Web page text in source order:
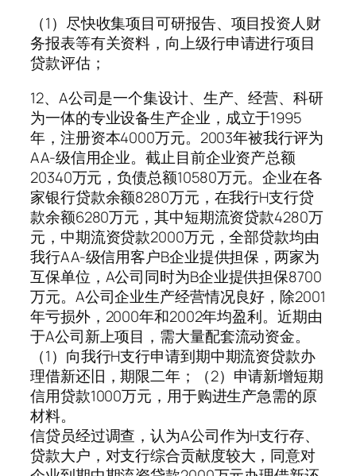
（1）尽快收集项目可研报告、项目投资人财
务报表等有关资料，向上级行申请进行项目
贷款评估；
12、A公司是一个集设计、生产、经营、科研
为一体的专业设备生产企业，成立于1995
年，注册资本4000万元。2003年被我行评为
AA-级信用企业。截止目前企业资产总额
20340万元，负债总额10580万元。企业在各
家银行贷款余额8280万元，在我行H支行贷
款余额6280万元，其中短期流资贷款4280万
元，中期流资贷款2000万元，全部贷款均由
我行AA-级信用客户B企业提供担保，两家为
互保单位，A公司同时为B企业提供担保8700
万元。A公司企业生产经营情况良好，除2001
年亏损外，2000年和2002年均盈利。近期由
于A公司新上项目，需大量配套流动资金。
（1）向我行H支行申请到期中期流资贷款办
理借新还旧，期限二年；（2）申请新增短期
信用贷款1000万元，用于购进生产急需的原
材料。
信贷员经过调查，认为A公司作为H支行存、
贷款大户，对支行综合贡献度较大，同意对